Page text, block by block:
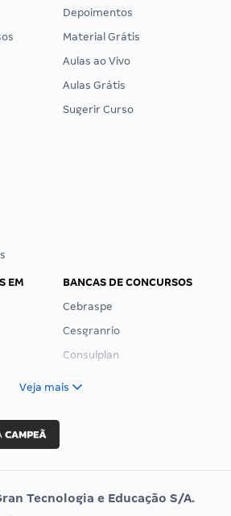
Depoimentos
Material Grátis
Aulas ao Vivo
Aulas Grátis
Sugerir Curso
EM
BANCAS DE CONCURSOS
Cebraspe
Cesgranrio
Consulplan
Vunesp
Veja mais
Tecnologia e Educação S/A.